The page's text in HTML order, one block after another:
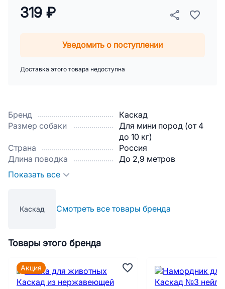
Бренд
Каскад
Размер собаки
Для мини пород (от 4
до 10 кг)
Страна
Россия
Длина поводка
До 2,9 метров
Показать все
Каскад Смотреть все товары бренда
319 ₽
Уведомить о поступлении
Доставка этого товара недоступна
Товары этого бренда
Акция